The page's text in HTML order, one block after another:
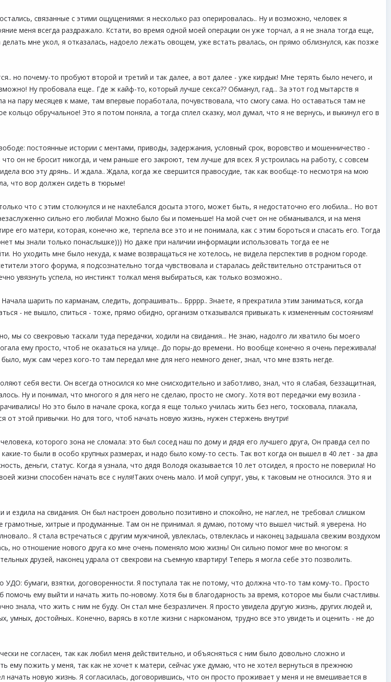
связанные с этими ощущениями: я несколько раз оперировалась.. Ну и возможно, человек я
меня всегда раздражало. Кстати, во время одной моей операции он уже торчал, а я не знала тогда еще,
мне укол, я отказалась, надоело лежать овощем, уже встать рвалась, он прямо облизнулся, как позже
но почему-то пробуют второй и третий и так далее, а вот далее - уже кирдык! Мне терять было нечего, и
Ну пробовала еще.. Где ж кайф-то, который лучше секса?? Обманул, гад... За этот год мытарств я
на пару месяцев к маме, там впервые поработала, почувствовала, что смогу сама. Но оставаться там не
кольцо обручальное! Это я потом поняла, а тогда сплел сказку, мол думал, что я не вернусь, и выкинул его в
постоянные истории с ментами, приводы, задержания, условный срок, воровство и мошенничество -
он не бросит никогда, и чем раньше его закроют, тем лучше для всех. Я устроилась на работу, с совсем
всю эту дрянь.. И ждала.. Ждала, когда же свершится правосудие, так как вообще-то несмотря на мою
что вор должен сидеть в тюрьме!
что с этим столкнулся и не нахлебался досыта этого, может быть, я недостаточно его любила... Но вот
сильно его любила! Можно было бы и поменьше! На мой счет он не обманывался, и на меня
его матери, которая, конечно же, терпела все это и не понимала, как с этим бороться и спасать его. Тогда
мы знали только понаслышке))) Но даже при наличии информации использовать тогда ее не
Но уходить мне было некуда, к маме возвращаться не хотелось, не видела перспектив в родном городе.
этого форума, я подсознательно тогда чувствовала и старалась действительно отстраниться от
увязнуть успела, но инстинкт толкал меня выбираться, как только возможно..
шарить по карманам, следить, допрашивать... Брррр.. Знаете, я прекратила этим заниматься, когда
- не вышло, спиться - тоже, прямо обидно, организм отказывался привыкать к измененным состояниям!
мы со свекровью таскали туда передачки, ходили на свидания... Не знаю, надолго ли хватило бы моего
ему просто, чтоб не оказаться на улице.. До поры-до времени.. Но вообще конечно я очень переживала!
муж сам через кого-то там передал мне для него немного денег, знал, что мне взять негде.
себя вести. Он всегда относился ко мне снисходительно и заботливо, знал, что я слабая, беззащитная,
Ну и понимал, что многого я для него не сделаю, просто не смогу.. Хотя вот передачки ему возила -
Но это было в начале срока, когда я еще только училась жить без него, тосковала, плакала,
от этой привычки. Но для того, чтоб начать новую жизнь, нужен стержень внутри!
которого зона не сломала: это был сосед наш по дому и дядя его лучшего друга, Он правда сел по
то были в особо крупных размерах, и надо было кому-то сесть. Так вот когда он вышел в 40 лет - за два
деньги, статус. Когда я узнала, что дядя Володя оказывается 10 лет отсидел, я просто не поверила! Но
жизни способен начать все с нуля!Таких очень мало. И мой супруг, увы, к таковым не относился. Это я и
и ездила на свидания. Он был настроен довольно позитивно и спокойно, не наглел, не требовал слишком
хитрые и продуманные. Там он не принимал. я думаю, потому что вышел чистый. я уверена. Но
Я стала встречаться с другим мужчиной, увлеклась, отвлеклась и наконец задышала свежим воздухом
но отношение нового друга ко мне очень поменяло мою жизнь! Он сильно помог мне во многом: я
друзей, наконец удрала от свекрови на съемную квартиру! Теперь я могла себе это позволить.
УДО: бумаги, взятки, договоренности. Я поступала так не потому, что должна что-то там кому-то.. Просто
помочь ему выйти и начать жить по-новому. Хотя бы в благодарность за время, которое мы были счастливы.
знала, что жить с ним не буду. Он стал мне безразличен. Я просто увидела другую жизнь, других людей и,
умных, достойных.. Конечно, варясь в котле жизни с наркоманом, трудно все это увидеть и оценить - не до
не согласен, так как любил меня действительно, и объясняться с ним было довольно сложно и
ему пожить у меня, так как не хочет к матери, сейчас уже думаю, что не хотел вернуться в прежнюю
начать новую жизнь. Я согласилась, договорившись, что он просто проживает у меня и не вмешивается в